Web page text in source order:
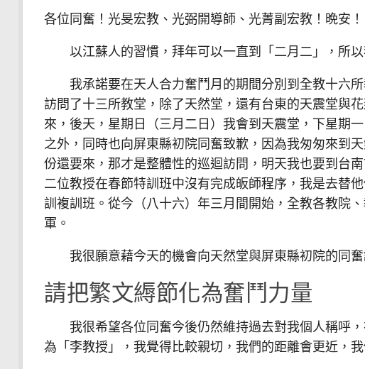
各位同奮！光旻宏教、光弼開導師、光菁副宏教！晩安！
以江蘇人的習慣，拜年可以一直到「二月二」，所以
我承諾要在天人合力奮鬥月的期間分別到全教十六所
訪問了十三所教堂，除了天然堂，還有台東的天震堂與
來，後天，星期日（三月二日）我會到天震堂，下星期
之外，同時也向屏東縣初院同奮致歉，因為我匆匆來到
份還要來，那才是整體性的巡迴訪問，明天我也要到台
二位教授在春節特訓班中沒有完成皈師程序，我是去替
訓複訓班。從今（八十六）年三月間開始，全教各教院
軍。
我很願意藉今天的機會向天然堂與屏東縣初院的同奮
請把繁文縟節化為奮鬥力量
我很希望各位同奮今後仍然維持過去對我個人稱呼，
為「李教授」，我覺得比較親切，我們的距離會更近，我